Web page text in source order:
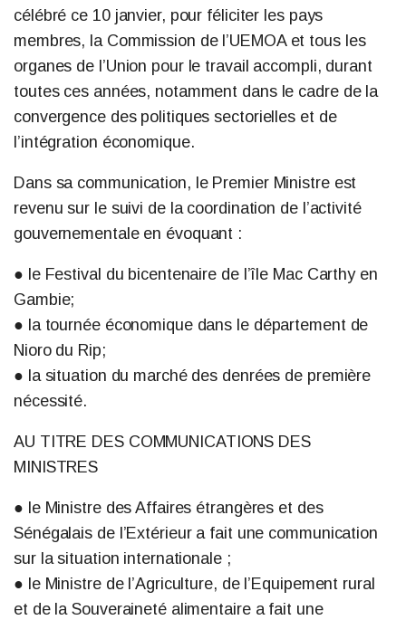
célébré ce 10 janvier, pour féliciter les pays
membres, la Commission de l’UEMOA et tous les
organes de l’Union pour le travail accompli, durant
toutes ces années, notamment dans le cadre de la
convergence des politiques sectorielles et de
l’intégration économique.
Dans sa communication, le Premier Ministre est
revenu sur le suivi de la coordination de l’activité
gouvernementale en évoquant :
● le Festival du bicentenaire de l’île Mac Carthy en
Gambie;
● la tournée économique dans le département de
Nioro du Rip;
● la situation du marché des denrées de première
nécessité.
AU TITRE DES COMMUNICATIONS DES
MINISTRES
● le Ministre des Affaires étrangères et des
Sénégalais de l’Extérieur a fait une communication
sur la situation internationale ;
● le Ministre de l’Agriculture, de l’Equipement rural
et de la Souveraineté alimentaire a fait une